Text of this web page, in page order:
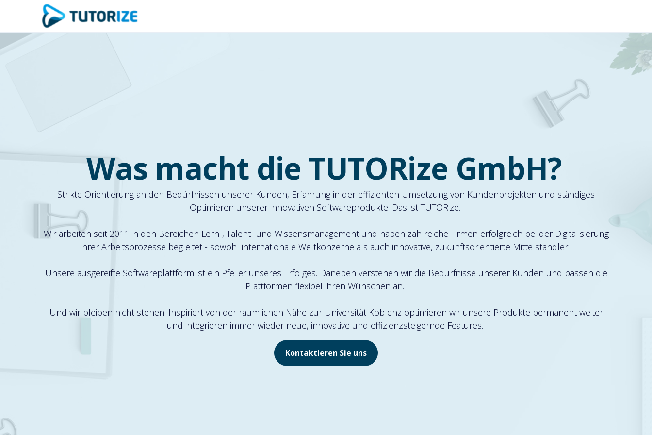
Was macht die TUTORize GmbH?
Strikte Orientierung an den Bedürfnissen unserer Kunden, Erfahrung in der effizienten Umsetzung von Kundenprojekten und ständiges
Optimieren unserer innovativen Softwareprodukte: Das ist TUTORize.
Wir arbeiten seit 2011 in den Bereichen Lern-, Talent- und Wissensmanagement und haben zahlreiche Firmen erfolgreich bei der Digitalisierung
ihrer Arbeitsprozesse begleitet - sowohl internationale Weltkonzerne als auch innovative, zukunftsorientierte Mittelständler.
Unsere ausgereifte Softwareplattform ist ein Pfeiler unseres Erfolges. Daneben verstehen wir die Bedürfnisse unserer Kunden und passen die
Plattformen flexibel ihren Wünschen an.
Und wir bleiben nicht stehen: Inspiriert von der räumlichen Nähe zur Universität Koblenz optimieren wir unsere Produkte permanent weiter
und integrieren immer wieder neue, innovative und effizienzsteigernde Features.
Kontaktieren Sie uns